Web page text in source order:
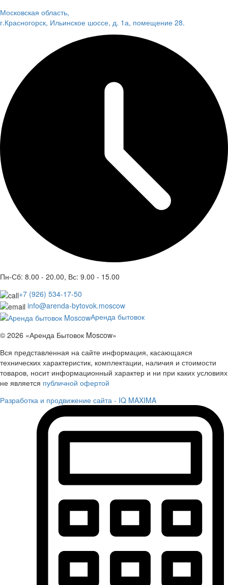
Московская область,
г.Красногорск, Ильинское шоссе, д. 1а, помещение 28.
Пн-Сб: 8.00 - 20.00, Вс: 9.00 - 15.00
+7 (926) 534-17-50
info@arenda-bytovok.moscow
Аренда бытовок
© 2026 «Аренда Бытовок Moscow»
Вся представленная на сайте информация, касающаяся
технических характеристик, комплектации, наличия и стоимости
товаров, носит информационный характер и ни при каких условиях
не является публичной офертой
Разработка и продвижение сайта - IQ MAXIMA